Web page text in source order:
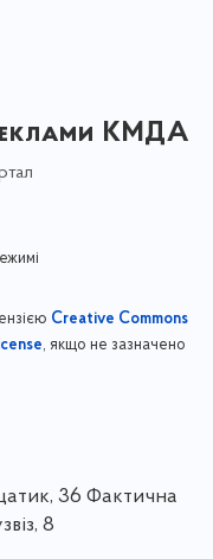
КМДА
Creative Commons
, якщо не зазначено
36 Фактична
8